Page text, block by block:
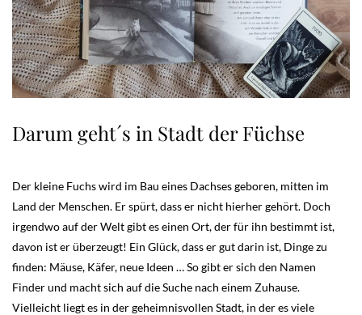
Darum geht´s in Stadt der Füchse
Der kleine Fuchs wird im Bau eines Dachses geboren, mitten im
Land der Menschen. Er spürt, dass er nicht hierher gehört. Doch
irgendwo auf der Welt gibt es einen Ort, der für ihn bestimmt ist,
davon ist er überzeugt! Ein Glück, dass er gut darin ist, Dinge zu
finden: Mäuse, Käfer, neue Ideen … So gibt er sich den Namen
Finder und macht sich auf die Suche nach einem Zuhause.
Vielleicht liegt es in der geheimnisvollen Stadt, in der es viele